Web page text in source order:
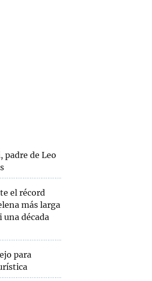
padre de Leo
el récord
más larga
una década
para